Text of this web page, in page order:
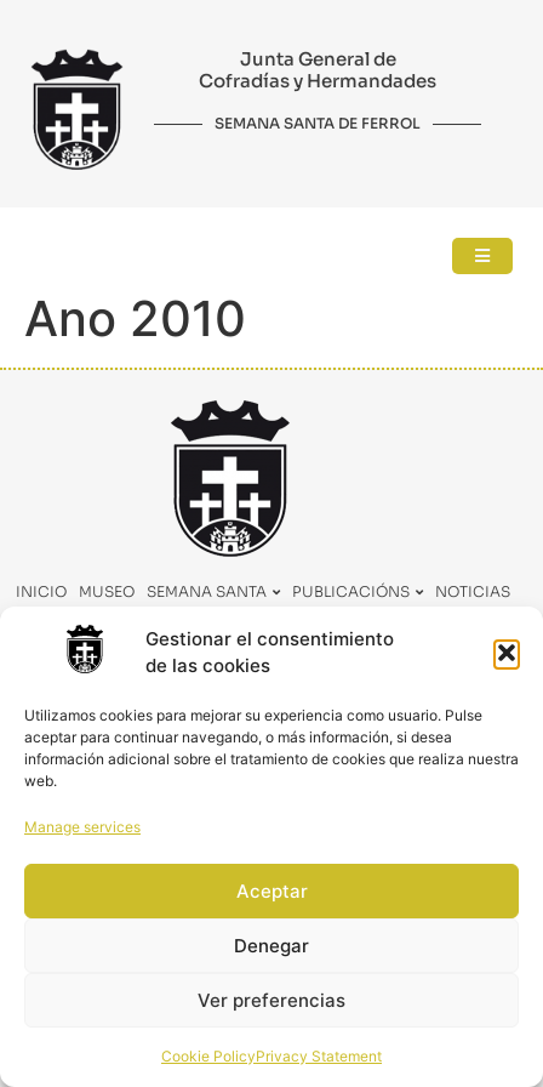
Gestionar el consentimiento
de las cookies
Utilizamos cookies para mejorar su experiencia como usuario. Pulse
aceptar para continuar navegando, o más información, si desea
información adicional sobre el tratamiento de cookies que realiza nuestra
web.
Manage services
Aceptar
Denegar
Ver preferencias
Cookie PolicyPrivacy Statement
Junta General de
Cofradías y Hermandades
SEMANA SANTA DE FERROL
Ano 2010
INICIO MUSEO SEMANA SANTA PUBLICACIÓNS
NOTICIAS
AXENDA
CONTACTO
© 2022 | Todos os deritos reservados | Deseño websrlence.com